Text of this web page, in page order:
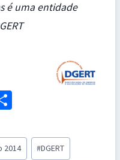
é uma entidade
ar
2014 #DGERT